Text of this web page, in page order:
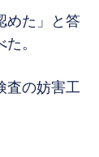
めた」と答
。
査の妨害工